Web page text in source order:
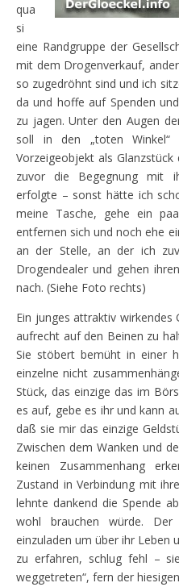
qua
si
eine Randgruppe der
mit dem Drogenverkauf,
so zugedröhnt sind und ich
da und hoffe auf Spenden
zu jagen. Unter den Augen
soll in den „toten Winkel“
Vorzeigeobjekt als
zuvor die Begegnung mit
erfolgte – sonst hätte ich
meine Tasche, gehe ein
entfernen sich und noch ehe
an der Stelle, an der ich
Drogendealer und gehen
nach. (Siehe Foto rechts)
Ein junges attraktiv wirkendes
aufrecht auf den Beinen zu
Sie stöbert bemüht in einer
einzelne nicht
Stück, das einzige das im
es auf, gebe es ihr und kann
daß sie mir das einzige
Zwischen dem Wanken und
keinen Zusammenhang
Zustand in Verbindung mit
lehnte dankend die Spende
wohl brauchen würde.
einzuladen um über ihr Leben
zu erfahren, schlug fehl –
weggetreten“, fern der